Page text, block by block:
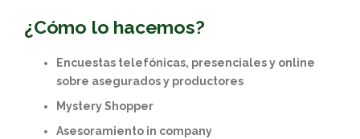
¿Cómo lo hacemos?
Encuestas telefónicas, presenciales y online
sobre asegurados y productores
Mystery Shopper
Asesoramiento in company